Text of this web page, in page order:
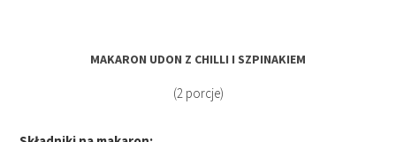
MAKARON UDON Z CHILLI I SZPINAKIEM
(2 porcje)